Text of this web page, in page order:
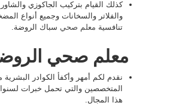
كذلك القيام بتركيب الجاكوزي
والفلاتر والسخانات وجميع أنواع
تنافسية معلم صحي سباك الروضة.
معلم صحي
نقدم لكم أمهر وأكفأ الكوادر البشرية
المتخصصين والتي تحمل خبرات
هذا المجال.